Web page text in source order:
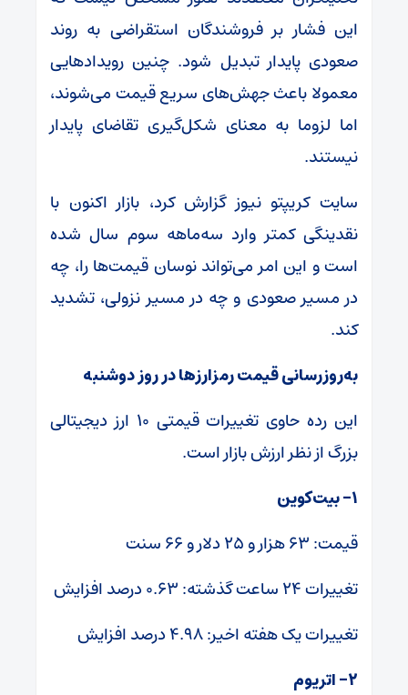
این فشار بر فروشندگان استقراضی به روند
صعودی پایدار تبدیل شود. چنین رویدادهایی
معمولا باعث جهش‌های سریع قیمت می‌شوند،
اما لزوما به معنای شکل‌گیری تقاضای پایدار
نیستند.
سایت کریپتو نیوز گزارش کرد، بازار اکنون با
نقدینگی کمتر وارد سه‌ماهه سوم سال شده
است و این امر می‌تواند نوسان قیمت‌ها را، چه
در مسیر صعودی و چه در مسیر نزولی، تشدید
کند.
به‌روزرسانی قیمت رمزارزها در روز دوشنبه
این رده حاوی تغییرات قیمتی ۱۰ ارز دیجیتالی
بزرگ از نظر ارزش بازار است.
۱- بیت‌کوین
قیمت: ۶۳ هزار و ۲۵ دلار و ۶۶ سنت
تغییرات ۲۴ ساعت گذشته: ۰.۶۳ درصد افزایش
تغییرات یک هفته اخیر: ۴.۹۸ درصد افزایش
۲- اتریوم